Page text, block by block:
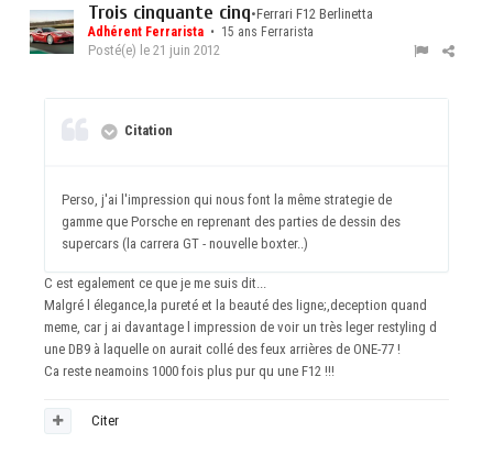
Trois cinquante cinq•Ferrari F12 Berlinetta
Adhérent Ferrarista • 15 ans Ferrarista
Posté(e) le 21 juin 2012
Citation
Perso, j'ai l'impression qui nous font la même strategie de
gamme que Porsche en reprenant des parties de dessin des
supercars (la carrera GT - nouvelle boxter..)
C est egalement ce que je me suis dit...
Malgré l élegance,la pureté et la beauté des ligne;,deception quand
meme, car j ai davantage l impression de voir un très leger restyling d
une DB9 à laquelle on aurait collé des feux arrières de ONE-77 !
Ca reste neamoins 1000 fois plus pur qu une F12 !!!
Citer